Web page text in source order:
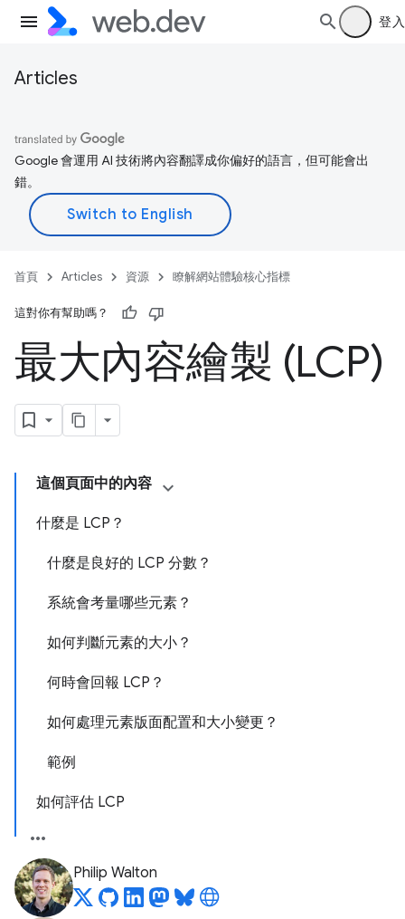
登入
Articles
Google 會運用 AI 技術將內容翻譯成你偏好的語言，但可能會出
錯。
首頁 Articles 資源 瞭解網站體驗核心指標
這對你有幫助嗎？
最大內容繪製 (LCP)
這個頁面中的內容
什麼是 LCP？
什麼是良好的 LCP 分數？
系統會考量哪些元素？
如何判斷元素的大小？
何時會回報 LCP？
如何處理元素版面配置和大小變更？
範例
如何評估 LCP
Philip Walton